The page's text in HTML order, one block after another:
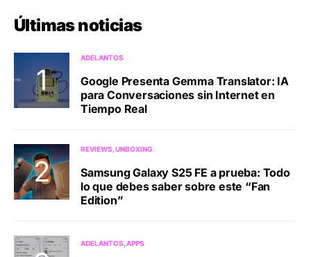
Últimas noticias
ADELANTOS
Google Presenta Gemma Translator: IA
para Conversaciones sin Internet en
Tiempo Real
REVIEWS UNBOXING
Samsung Galaxy S25 FE a prueba: Todo
lo que debes saber sobre este “Fan
Edition”
ADELANTOS APPS